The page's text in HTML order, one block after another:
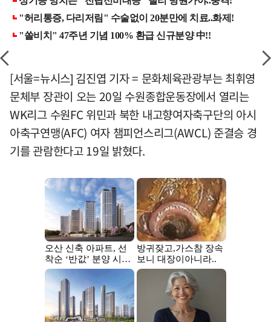
[서울=뉴시스] 김진엽 기자 = 문화체육관광부는 최휘영
문체부 장관이 오는 20일 수원종합운동장에서 열리는
WK리그 수원FC 위민과 북한 내고향여자축구단의 아시
아축구연맹(AFC) 여자 챔피언스리그(AWCL) 준결승 경
기를 관람한다고 19일 밝혔다.